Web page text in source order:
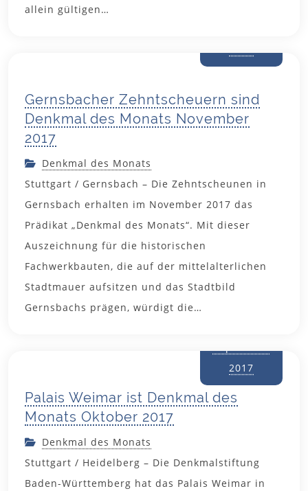
allein gültigen…
Gernsbacher Zehntscheuern sind
Denkmal des Monats November
2017
Denkmal des Monats
Stuttgart / Gernsbach – Die Zehntscheunen in
Gernsbach erhalten im November 2017 das
Prädikat „Denkmal des Monats“. Mit dieser
Auszeichnung für die historischen
Fachwerkbauten, die auf der mittelalterlichen
Stadtmauer aufsitzen und das Stadtbild
Gernsbachs prägen, würdigt die…
Palais Weimar ist Denkmal des
Monats Oktober 2017
2017
Denkmal des Monats
Stuttgart / Heidelberg – Die Denkmalstiftung
Baden-Württemberg hat das Palais Weimar in